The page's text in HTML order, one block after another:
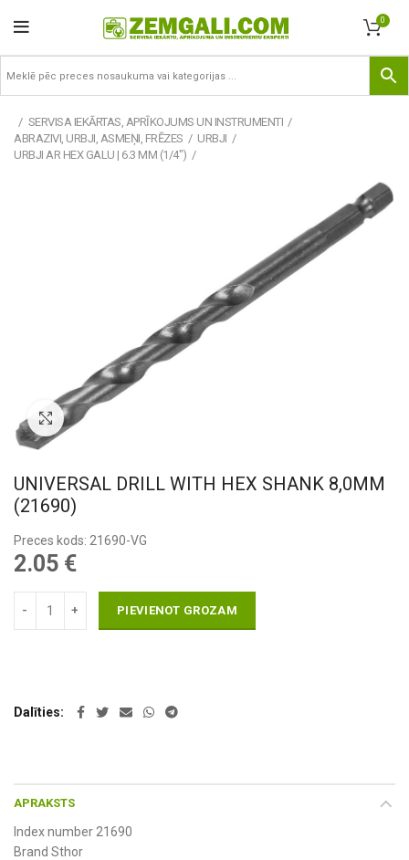
0
SERVISA IEKĀRTAS, APRĪKOJUMS UN INSTRUMENTI
ABRAZIVI, URBJI, ASMEŅI, FRĒZES
URBJI
URBJI AR HEX GALU | 6.3 MM (1/4")
Pietuvināt
UNIVERSAL DRILL WITH HEX SHANK 8,0MM
(21690)
Preces kods: 21690-VG
2.05 €
PIEVIENOT GROZAM
Dalīties
APRAKSTS
Index number 21690
Brand Sthor